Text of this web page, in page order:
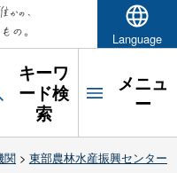
Language
キーワ
ード検
索
メニュ
ー
関> 東部農林水産振興センター